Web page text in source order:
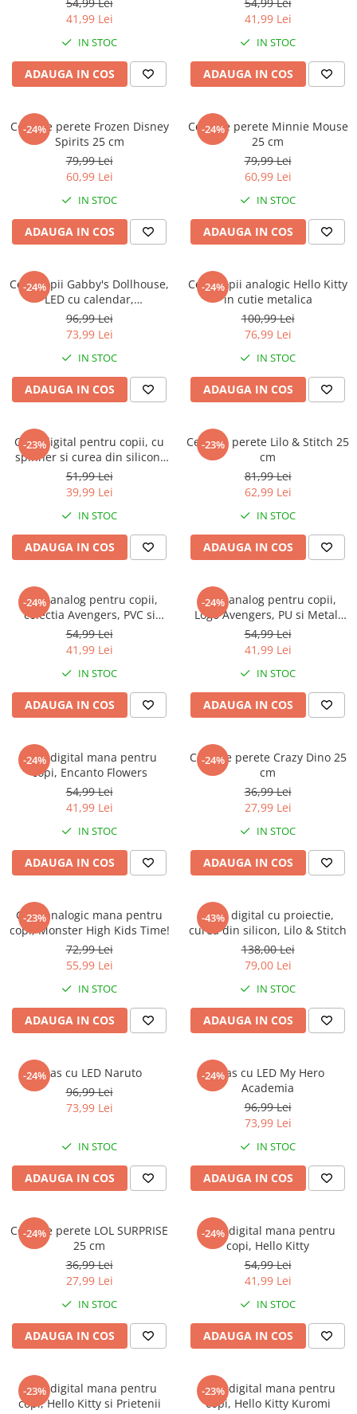
Cry Babies
Wonder Woman
The Grinch
FLAMINGO
Incaltaminte fete
Ghete si cizme fete
Pantofi fete
Pantofi sport fete
Sandale fete
41,99 Lei
IN STOC
ADAUGA IN COS
41,99 Lei
IN STOC
ADAUGA IN COS
-24%
Ceas de perete Frozen Disney
Spirits 25 cm
79,99 Lei
60,99 Lei
IN STOC
ADAUGA IN COS
-24%
Ceas de perete Minnie Mouse
25 cm
79,99 Lei
60,99 Lei
IN STOC
ADAUGA IN COS
-24%
Ceas copii Gabby's Dollhouse,
LED cu calendar,
21.5x0.5x3.5cm
96,99 Lei
73,99 Lei
IN STOC
ADAUGA IN COS
-24%
Ceas copii analogic Hello Kitty
in cutie metalica
100,99 Lei
76,99 Lei
IN STOC
ADAUGA IN COS
-23%
Ceas digital pentru copii, cu
spinner si curea din silicon,
Frozen
51,99 Lei
39,99 Lei
IN STOC
ADAUGA IN COS
-23%
Ceas de perete Lilo & Stitch 25
cm
81,99 Lei
62,99 Lei
IN STOC
ADAUGA IN COS
-24%
Ceas analog pentru copii,
colectia Avengers, PVC si
Metal, 6x9x8cm
54,99 Lei
41,99 Lei
IN STOC
ADAUGA IN COS
-24%
Ceas analog pentru copii,
Logo Avengers, PU si Metal,
6x9x8cm
54,99 Lei
41,99 Lei
IN STOC
ADAUGA IN COS
-24%
Ceas digital mana pentru
copi, Encanto Flowers
54,99 Lei
41,99 Lei
IN STOC
ADAUGA IN COS
-24%
Ceas de perete Crazy Dino 25
cm
36,99 Lei
27,99 Lei
IN STOC
ADAUGA IN COS
-23%
Ceas analogic mana pentru
copi, Monster High Kids Time!
72,99 Lei
55,99 Lei
IN STOC
ADAUGA IN COS
-43%
Ceas digital cu proiectie,
curea din silicon, Lilo & Stitch
138,00 Lei
79,00 Lei
IN STOC
ADAUGA IN COS
-24%Ceas cu LED Naruto
96,99 Lei
73,99 Lei
IN STOC
ADAUGA IN COS
-24%Ceas cu LED My Hero
Academia
96,99 Lei
73,99 Lei
IN STOC
ADAUGA IN COS
-24%
Ceas de perete LOL SURPRISE
25 cm
36,99 Lei
27,99 Lei
IN STOC
ADAUGA IN COS
-24%
Ceas digital mana pentru
copi, Hello Kitty
54,99 Lei
41,99 Lei
IN STOC
ADAUGA IN COS
-23%
Ceas digital mana pentru
copi, Hello Kitty si Prietenii
-23%
Ceas digital mana pentru
copi, Hello Kitty Kuromi